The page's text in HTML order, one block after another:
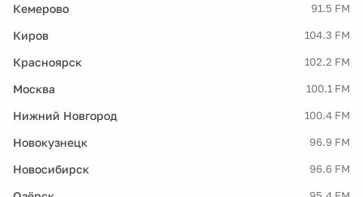
Кемерово 91.5 FM
Киров 104.3 FM
Красноярск 102.2 FM
Москва 100.1 FM
Нижний Новгород 100.4 FM
Новокузнецк 96.9 FM
Новосибирск 96.6 FM